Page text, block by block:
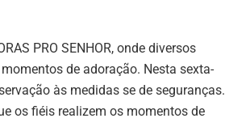
PRO SENHOR, onde diversos
de adoração. Nesta sexta-
às medidas se de seguranças.
os fiéis realizem os momentos de